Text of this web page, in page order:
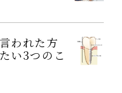
われた方
い3つのこ